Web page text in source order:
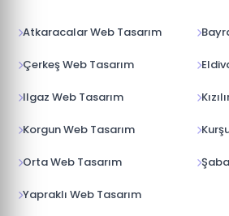
Atkaracalar Web Tasarım
Çerkeş Web Tasarım
Ilgaz Web Tasarım
Korgun Web Tasarım
Orta Web Tasarım
Yapraklı Web Tasarım